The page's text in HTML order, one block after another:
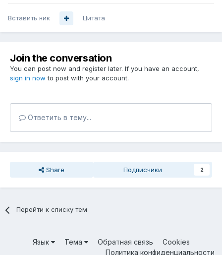
Вставить ник Цитата
Join the conversation
You can post now and register later. If you have an account,
sign in now to post with your account.
Ответить в тему...
Share Подписчики 2
Перейти к списку тем
Язык Тема Обратная связь
Cookies
Политика конфиденциальности